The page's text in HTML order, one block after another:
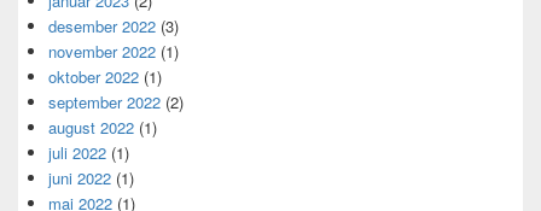
desember 2022 (3)
november 2022 (1)
oktober 2022 (1)
september 2022 (2)
august 2022 (1)
juli 2022 (1)
juni 2022 (1)
mai 2022 (1)